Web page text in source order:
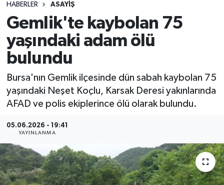
HABERLER ASAYIŞ
Gemlik'te kaybolan 75
yaşındaki adam ölü
bulundu
Bursa'nın Gemlik ilçesinde dün sabah kaybolan 75
yaşındaki Neşet Koçlu, Karsak Deresi yakınlarında
AFAD ve polis ekiplerince ölü olarak bulundu.
05.06.2026 - 19:41
YAYINLANMA
Resmi İlanlar
Alanyaspor
Turizm
Antalya Trafik Yoğunluk Haritası
Süper Lig Puan Durumu ve Fikstür
Tüm Manşetler
Son Dakika Haberleri